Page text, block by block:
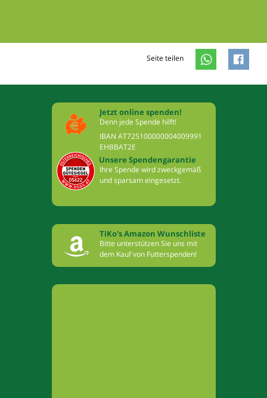
Seite teilen
Jetzt online spenden!
Denn jede Spende hilft!
IBAN AT725100000004009991
EHBBAT2E
Unsere Spendengarantie
Ihre Spende wird zweckgemäß
und sparsam eingesetzt.
TiKo's Amazon Wunschliste
Bitte unterstützen Sie uns mit
dem Kauf von Futterspenden!